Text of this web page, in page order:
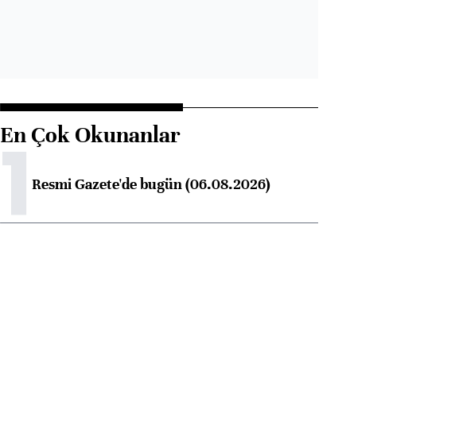
En Çok Okunanlar
1Resmi Gazete'de bugün (06.08.2026)